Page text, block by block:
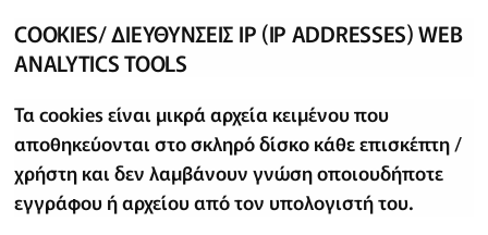
COOKIES/ ΔΙΕΥΘΥΝΣΕΙΣ IP (IP ADDRESSES) WEB
ANALYTICS TOOLS
Τα cookies είναι μικρά αρχεία κειμένου που
αποθηκεύονται στο σκληρό δίσκο κάθε επισκέπτη /
χρήστη και δεν λαμβάνουν γνώση οποιουδήποτε
εγγράφου ή αρχείου από τον υπολογιστή του.